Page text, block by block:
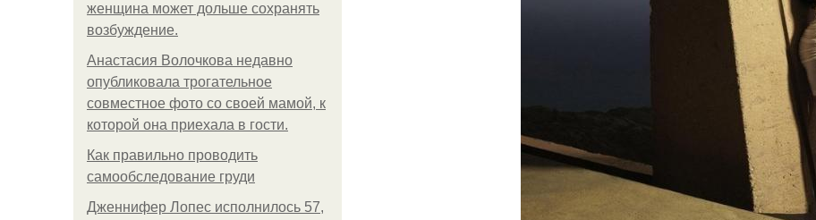
женщина может дольше сохранять
возбуждение.
Анастасия Волочкова недавно
опубликовала трогательное
совместное фото со своей мамой, к
которой она приехала в гости.
Как правильно проводить
самообследование груди
Дженнифер Лопес исполнилось 57,